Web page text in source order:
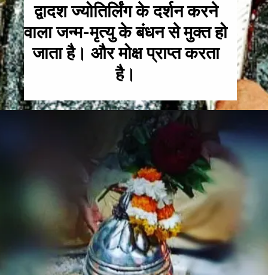
द्वादश ज्योतिर्लिंग के दर्शन करने
वाला जन्म-मृत्यु के बंधन से मुक्त हो
जाता है। और मोक्ष प्राप्त करता
है।